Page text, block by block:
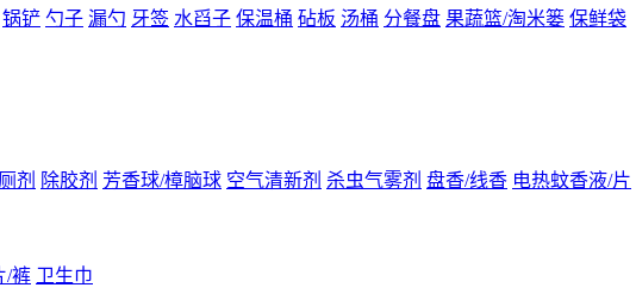
锅铲 勺子 漏勺 牙签 水舀子 保温桶 砧板 汤桶 分餐盘 果蔬篮/淘米篓 保鲜袋
剂 除胶剂 芳香球/樟脑球 空气清新剂 杀虫气雾剂 盘香/线香 电热蚊香液/片
/裤 卫生巾